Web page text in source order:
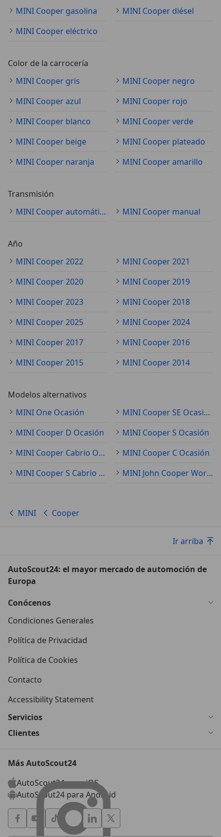
MINI Cooper gasolina
MINI Cooper diésel
MINI Cooper eléctrico
Color de la carrocería
MINI Cooper gris
MINI Cooper negro
MINI Cooper azul
MINI Cooper rojo
MINI Cooper blanco
MINI Cooper verde
MINI Cooper beige
MINI Cooper plateado
MINI Cooper naranja
MINI Cooper amarillo
Transmisión
MINI Cooper automático
MINI Cooper manual
Año
MINI Cooper 2022
MINI Cooper 2021
MINI Cooper 2020
MINI Cooper 2019
MINI Cooper 2023
MINI Cooper 2018
MINI Cooper 2025
MINI Cooper 2024
MINI Cooper 2017
MINI Cooper 2016
MINI Cooper 2015
MINI Cooper 2014
Modelos alternativos
MINI One Ocasión
MINI Cooper SE Ocasión
MINI Cooper D Ocasión
MINI Cooper S Ocasión
MINI Cooper Cabrio Ocasión
MINI Cooper C Ocasión
MINI Cooper S Cabrio Ocasión
MINI John Cooper Works Ocasión
MINI Cooper
Ir arriba
AutoScout24: el mayor mercado de automoción de
Europa
Conócenos
Condiciones Generales
Política de Privacidad
Política de Cookies
Contacto
Accessibility Statement
Servicios
Clientes
Más AutoScout24
AutoScout24 para iOS
AutoScout24 para Android